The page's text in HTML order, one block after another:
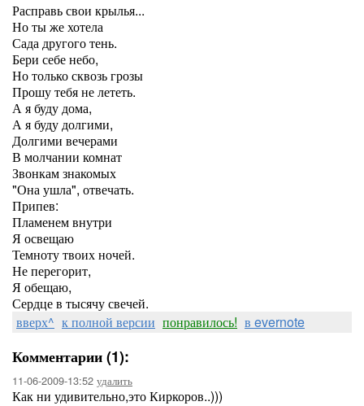
Расправь свои крылья...
Но ты же хотела
Сада другого тень.
Бери себе небо,
Но только сквозь грозы
Прошу тебя не лететь.
А я буду дома,
А я буду долгими,
Долгими вечерами
В молчании комнат
Звонкам знакомых
"Она ушла", отвечать.
Припев:
Пламенем внутри
Я освещаю
Темноту твоих ночей.
Не перегорит,
Я обещаю,
Сердце в тысячу свечей.
вверх^ к полной версии понравилось! в evernote
Комментарии (1):
11-06-2009-13:52 удалить
Как ни удивительно,это Киркоров..)))